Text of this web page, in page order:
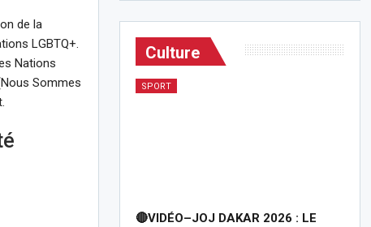
de la
LGBTQ+.
Nations
Sommes
Culture
SPORT
🔴VIDÉO–JOJ DAKAR 2026 : LE